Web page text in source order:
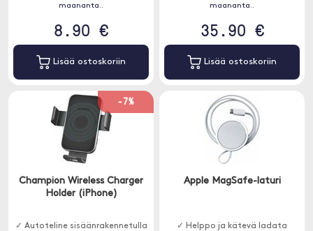
maananta..
8.90 €
Lisää ostoskoriin
maananta..
35.90 €
Lisää ostoskoriin
-7%
Champion Wireless Charger
Holder (iPhone)
✓ Autoteline sisäänrakennetulla
Apple MagSafe-laturi
✓ Helppo ja kätevä ladata